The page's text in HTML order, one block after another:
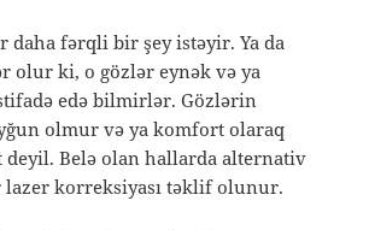
daha fərqli bir şey istəyir. Ya da
olur ki, o gözlər eynək və ya
edə bilmirlər. Gözlərin
olmur və ya komfort olaraq
deyil. Belə olan hallarda alternativ
lazer korreksiyası təklif olunur.